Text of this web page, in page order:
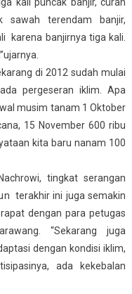
sawah terendam banjir,
karena banjirnya tiga kali.
di 2012 sudah mulai
pergeseran iklim. Apa
musim tanam 1 Oktober
15 November 600 ribu
kita baru nanam 100
tingkat serangan
terakhir ini juga semakin
dengan para petugas
“Sekarang juga
dengan kondisi iklim,
ada kekebalan